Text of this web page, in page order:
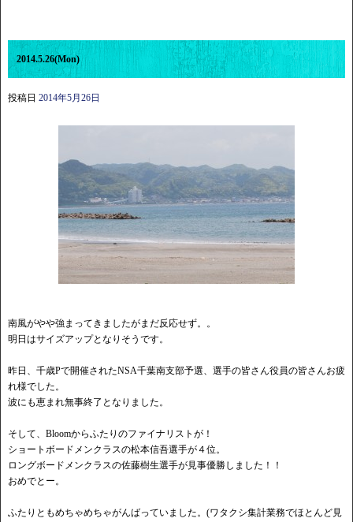
2014.5.26(Mon)
投稿日 2014年5月26日
南風がやや強まってきましたがまだ反応せず。。
明日はサイズアップとなりそうです。
昨日、千歳Pで開催されたNSA千葉南支部予選、選手の皆さん役員の皆さんお疲
れ様でした。
波にも恵まれ無事終了となりました。
そして、Bloomからふたりのファイナリストが！
ショートボードメンクラスの松本信吾選手が４位。
ロングボードメンクラスの佐藤樹生選手が見事優勝しました！！
おめでとー。
ふたりともめちゃめちゃがんばっていました。(ワタクシ集計業務でほとんど見